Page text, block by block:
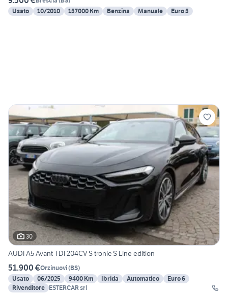
Usato
10/2010 157000 Km Benzina Manuale Euro 5
30
AUDI A5 Avant TDI 204CV S tronic S Line edition
51.900 €Orzinuovi(BS)
Usato
06/2025 9400 Km Ibrida Automatico
Euro 6
Rivenditore ESTERCAR srl